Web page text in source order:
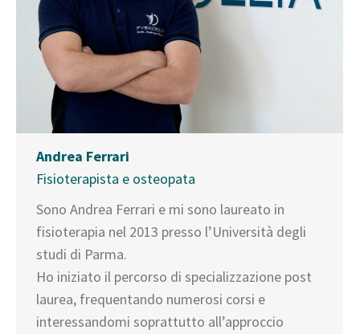
Andrea Ferrari
Fisioterapista e osteopata
Sono Andrea Ferrari e mi sono laureato in
fisioterapia nel 2013 presso l’Università degli
studi di Parma.
Ho iniziato il percorso di specializzazione post
laurea, frequentando numerosi corsi e
interessandomi soprattutto all’approccio